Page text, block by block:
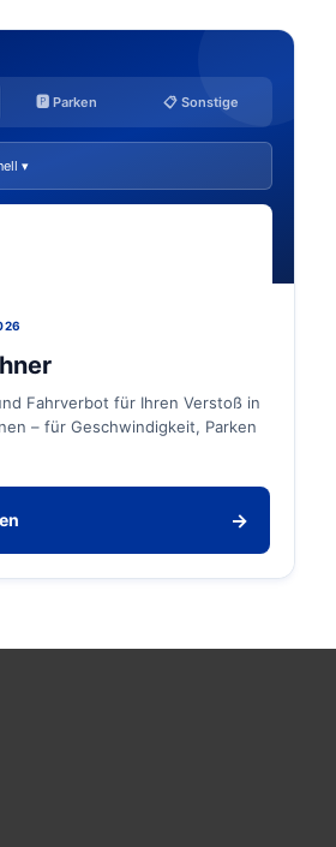
🅿️ Parken 📋 Sonstige
▾
Fahrverbot für Ihren Verstoß in
– für Geschwindigkeit, Parken
→